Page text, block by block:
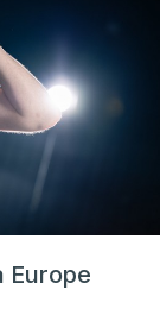
Europe